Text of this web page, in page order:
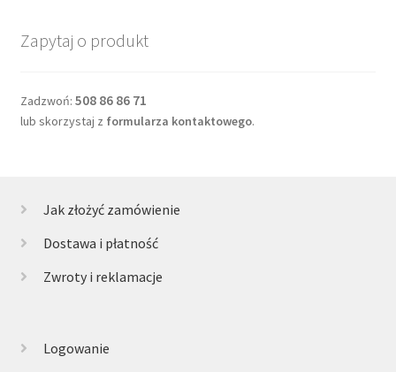
Zapytaj o produkt
Zadzwoń: 508 86 86 71
lub skorzystaj z formularza kontaktowego.
Jak złożyć zamówienie
Dostawa i płatność
Zwroty i reklamacje
Logowanie